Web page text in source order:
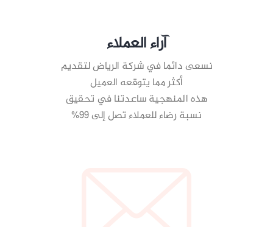
آراء العملاء
نسعى دائما في شركة الرياض لتقديم
أكثر مما يتوقعه العميل
هذه المنهجية ساعدتنا في تحقيق
نسبة رضاء للعملاء تصل إلى 99%